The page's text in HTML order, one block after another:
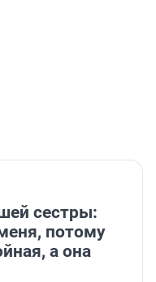
сестры:
потому
а она